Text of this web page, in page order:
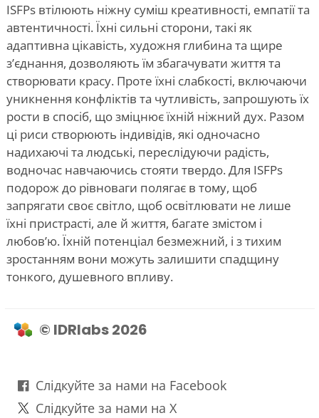
ISFPs втілюють ніжну суміш креативності, емпатії та
автентичності. Їхні сильні сторони, такі як
адаптивна цікавість, художня глибина та щире
з’єднання, дозволяють їм збагачувати життя та
створювати красу. Проте їхні слабкості, включаючи
уникнення конфліктів та чутливість, запрошують їх
рости в спосіб, що зміцнює їхній ніжний дух. Разом
ці риси створюють індивідів, які одночасно
надихаючі та людські, переслідуючи радість,
водночас навчаючись стояти твердо. Для ISFPs
подорож до рівноваги полягає в тому, щоб
запрягати своє світло, щоб освітлювати не лише
їхні пристрасті, але й життя, багате змістом і
любов’ю. Їхній потенціал безмежний, і з тихим
зростанням вони можуть залишити спадщину
тонкого, душевного впливу.
© IDRlabs 2026
Слідкуйте за нами на Facebook
Слідкуйте за нами на X